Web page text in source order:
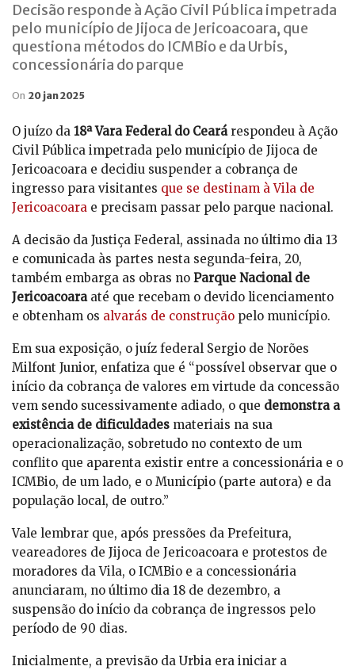
Decisão responde à Ação Civil Pública impetrada
pelo município de Jijoca de Jericoacoara, que
questiona métodos do ICMBio e da Urbis,
concessionária do parque
On 20 jan 2025
O juízo da 18ª Vara Federal do Cearárespondeu à Ação
Civil Pública impetrada pelo município de Jijoca de
Jericoacoara e decidiu suspender a cobrança de
ingresso para visitantes que se destinam à Vila de
Jericoacoara e precisam passar pelo parque nacional.
A decisão da Justiça Federal, assinada no último dia 13
e comunicada às partes nesta segunda-feira, 20,
também embarga as obras no Parque Nacional de
Jericoacoaraaté que recebam o devido licenciamento
e obtenham os alvarás de construção pelo município.
Em sua exposição, o juíz federal Sergio de Norões
Milfont Junior, enfatiza que é “possível observar que o
início da cobrança de valores em virtude da concessão
vem sendo sucessivamente adiado, o que demonstra a
existência de dificuldades materiais na sua
operacionalização, sobretudo no contexto de um
conflito que aparenta existir entre a concessionária e o
ICMBio, de um lado, e o Município (parte autora) e da
população local, de outro.”
Vale lembrar que, após pressões da Prefeitura,
veareadores de Jijoca de Jericoacoara e protestos de
moradores da Vila, o ICMBio e a concessionária
anunciaram, no último dia 18 de dezembro, a
suspensão do início da cobrança de ingressos pelo
período de 90 dias.
Inicialmente, a previsão da Urbia era iniciar a